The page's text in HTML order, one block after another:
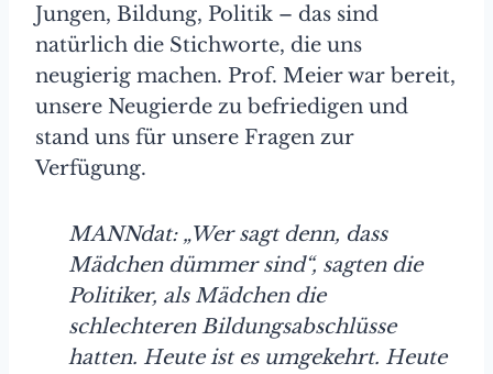
Jungen, Bildung, Politik – das sind
natürlich die Stichworte, die uns
neugierig machen. Prof. Meier war bereit,
unsere Neugierde zu befriedigen und
stand uns für unsere Fragen zur
Verfügung.
MANNdat: „Wer sagt denn, dass
Mädchen dümmer sind“, sagten die
Politiker, als Mädchen die
schlechteren Bildungsabschlüsse
hatten. Heute ist es umgekehrt. Heute